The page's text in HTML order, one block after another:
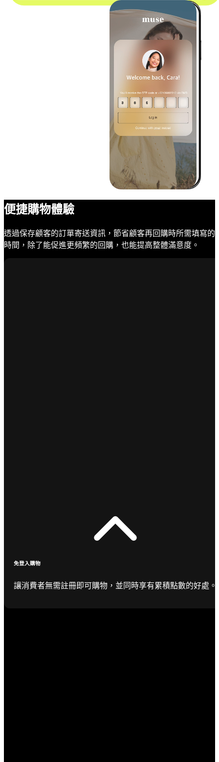
便捷購物體驗
透過保存顧客的訂單寄送資訊，節省顧客再回購時所需填寫的
時間，除了能促進更頻繁的回購，也能提高整體滿意度。
免登入購物
讓消費者無需註冊即可購物，並同時享有累積點數的好處。